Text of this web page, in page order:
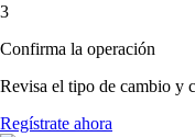
3
Confirma la operación
Revisa el tipo de cambio y
Regístrate ahora